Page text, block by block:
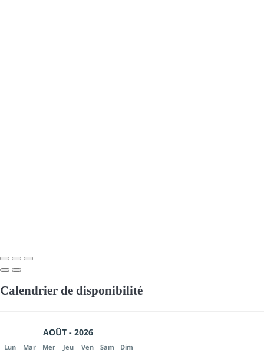
Calendrier de disponibilité
AOÛT - 2026
Lun Mar Mer Jeu Ven Sam Dim